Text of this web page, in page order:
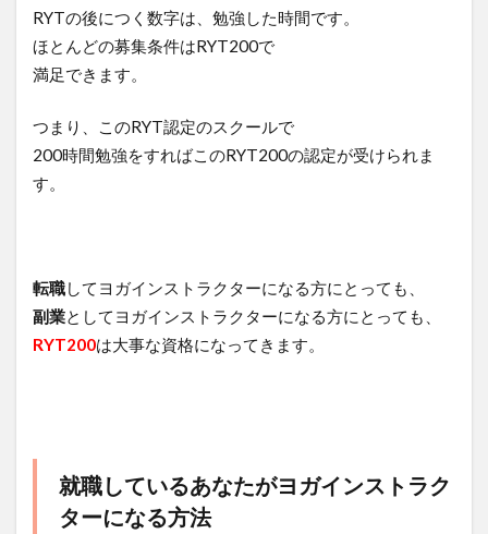
RYTの後につく数字は、勉強した時間です。
ほとんどの募集条件はRYT200で
満足できます。
つまり、このRYT認定のスクールで
200時間勉強をすればこのRYT200の認定が受けられま
す。
転職してヨガインストラクターになる方にとっても、
副業としてヨガインストラクターになる方にとっても、
RYT200は大事な資格になってきます。
就職しているあなたがヨガインストラク
ターになる方法